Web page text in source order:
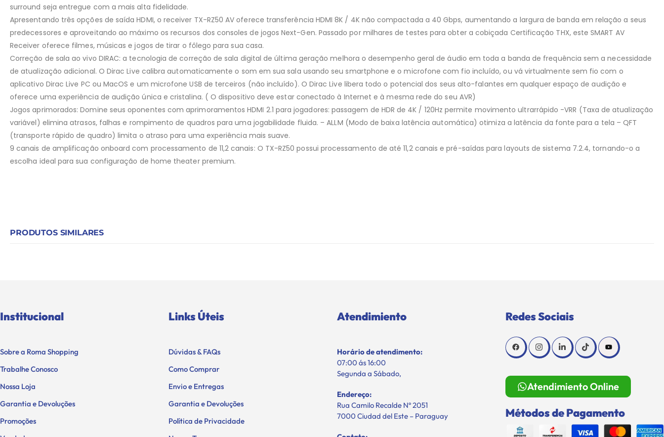
surround seja entregue com a mais alta fidelidade.
Apresentando três opções de saída HDMI, o receiver TX-RZ50 AV oferece transferência HDMI 8K / 4K não compactada a 40 Gbps, aumentando a largura de banda em relação a seus
predecessores e aproveitando ao máximo os recursos dos consoles de jogos Next-Gen. Passado por milhares de testes para obter a cobiçada Certificação THX, este SMART AV
Receiver oferece filmes, músicas e jogos de tirar o fôlego para sua casa.
Correção de sala ao vivo DIRAC: a tecnologia de correção de sala digital de última geração melhora o desempenho geral de áudio em toda a banda de frequência sem a necessidade
de atualização adicional. O Dirac Live calibra automaticamente o som em sua sala usando seu smartphone e o microfone com fio incluído, ou vá virtualmente sem fio com o
aplicativo Dirac Live PC ou MacOS e um microfone USB de terceiros (não incluído). O Dirac Live libera todo o potencial dos seus alto-falantes em qualquer espaço de audição e
oferece uma experiência de audição única e cristalina. ( O dispositivo deve estar conectado à Internet e à mesma rede do seu AVR)
Jogos aprimorados: Domine seus oponentes com aprimoramentos HDMI 2.1 para jogadores: passagem de HDR de 4K / 120Hz permite movimento ultrarrápido -VRR (Taxa de atualização
variável) elimina atrasos, falhas e rompimento de quadros para uma jogabilidade fluida. – ALLM (Modo de baixa latência automática) otimiza a latência da fonte para a tela – QFT
(transporte rápido de quadro) limita o atraso para uma experiência mais suave.
9 canais de amplificação onboard com processamento de 11,2 canais: O TX-RZ50 possui processamento de até 11,2 canais e pré-saídas para layouts de sistema 7.2.4, tornando-o a
escolha ideal para sua configuração de home theater premium.
PRODUTOS SIMILARES
Institucional
Sobre a Roma Shopping
Trabalhe Conosco
Nossa Loja
Garantia e Devoluções
Promoções
Links Úteis
Dúvidas & FAQs
Como Comprar
Envio e Entregas
Garantia e Devoluções
Política de Privacidade
Atendimiento
Horário de atendimento:
07:00 ás 16:00
Segunda a Sábado,
Endereço:
Rua Camilo Recalde Nº 2051
7000 Ciudad del Este – Paraguay
Redes Sociais
Atendimiento Online
Métodos de Pagamento